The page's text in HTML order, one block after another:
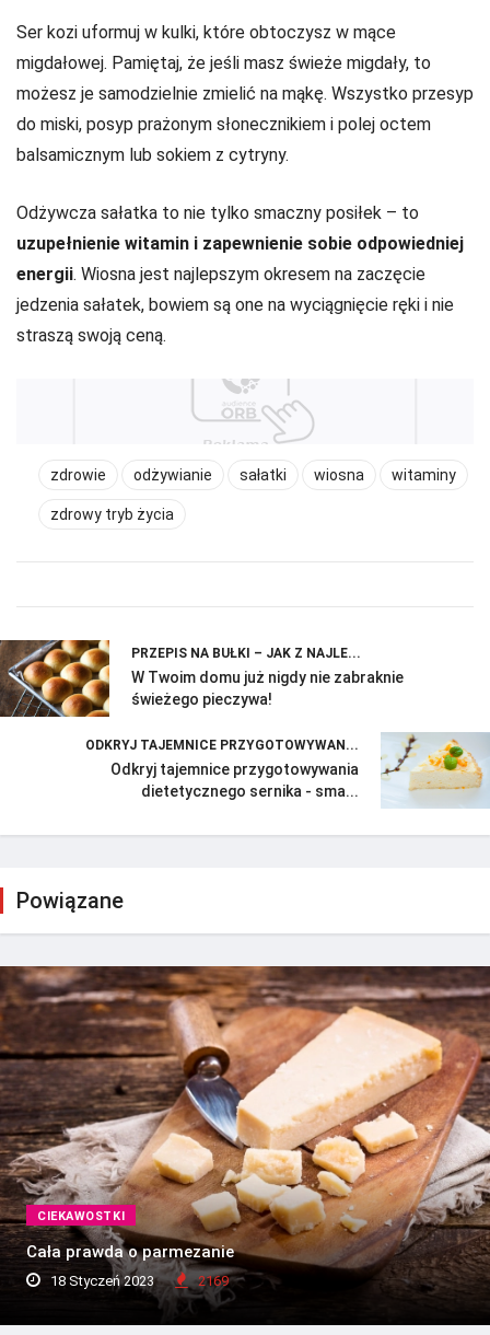
Ser kozi uformuj w kulki, które obtoczysz w mące
migdałowej. Pamiętaj, że jeśli masz świeże migdały, to
możesz je samodzielnie zmielić na mąkę. Wszystko przesyp
do miski, posyp prażonym słonecznikiem i polej octem
balsamicznym lub sokiem z cytryny.
Odżywcza sałatka to nie tylko smaczny posiłek – to
uzupełnienie witamin i zapewnienie sobie odpowiedniej
energii. Wiosna jest najlepszym okresem na zaczęcie
jedzenia sałatek, bowiem są one na wyciągnięcie ręki i nie
straszą swoją ceną.
zdrowie odżywianie sałatki wiosna witaminy
zdrowy tryb życia
PRZEPIS NA BUŁKI – JAK Z NAJLE...
W Twoim domu już nigdy nie zabraknie
świeżego pieczywa!
ODKRYJ TAJEMNICE PRZYGOTOWYWAN...
Odkryj tajemnice przygotowywania
dietetycznego sernika - sma...
Powiązane
CIEKAWOSTKI
Cała prawda o parmezanie
18 Styczeń 2023 2169